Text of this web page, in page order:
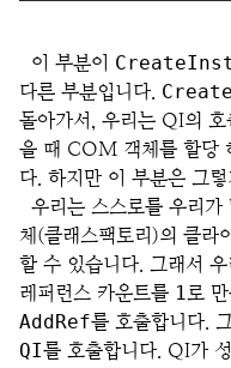
이 부분이
다른 부분입니다.
돌아가서, 우리는 QI의 호
을 때 COM 객체를 할당
다. 하지만 이 부분은 그
우리는 스스로를 우리
체(클래스팩토리)의 클라
할 수 있습니다. 그래서
레퍼런스 카운트를 1로
AddRef를 호출합니다.
QI를 호출합니다. QI가